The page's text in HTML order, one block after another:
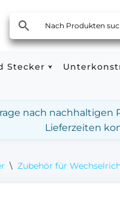
Stecker
nach
Lieferzeiten
\ Zubehör für